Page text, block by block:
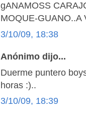
gANAMOSS
MOQUE-GUANO..A
3/10/09, 18:38
Anónimo dijo...
Duerme puntero
horas :)..
3/10/09, 18:39